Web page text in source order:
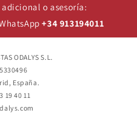
o asesoría:
+34 913194011
ODALYS S.L.
España.
19 40 11